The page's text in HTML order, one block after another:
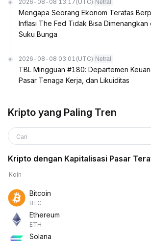
2026-08-08 13:17 (UTC) Netral
Mengapa Seorang Ekonom Teratas
Inflasi The Fed Tidak Bisa Dimenangkan
Suku Bunga
2026-08-08 03:01 (UTC) Netral
TBL Mingguan #180: Departemen
Pasar Tenaga Kerja, dan Likuiditas
Kripto yang Paling Tren
Cari
Kripto dengan Kapitalisasi Pasar
Koin
Bitcoin
BTC
Ethereum
ETH
Solana